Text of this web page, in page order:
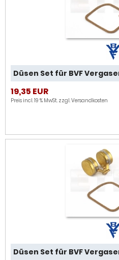
Düsen Set für BVF
19,35 EUR
Preis incl. 19 % MwSt. zzgl.Versandkosten
Düsen Set für BVF